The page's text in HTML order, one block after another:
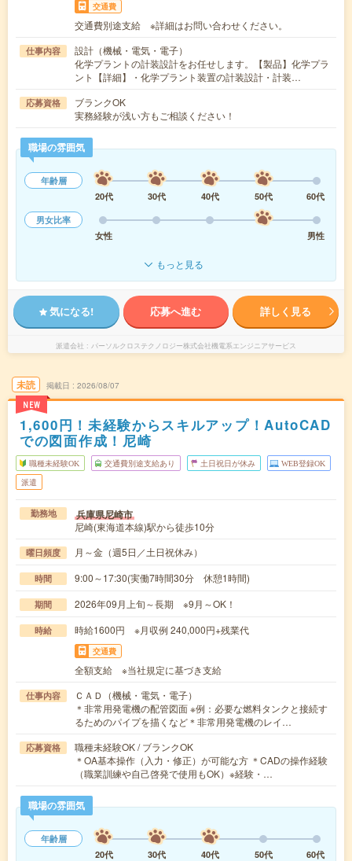
交通費
交通費別途支給 ※詳細はお問い合わせください。
仕事内容
設計（機械・電気・電子）
化学プラントの計装設計をお任せします。【製品】化学プラ
ント【詳細】・化学プラント装置の計装設計・計装…
応募資格
ブランクOK
実務経験が浅い方もご相談ください！
職場の雰囲気
年齢層
20代
30代 40代 50代
60代
男女比率
女性
男性
もっと見る
気になる! 応募へ進む 詳しく見る
派遣会社 パーソルクロステクノロジー株式会社機電系エンジニアサービス
未読
NEW
掲載日 2026/08/07
1,600円！未経験からスキルアップ！AutoCAD
での図面作成！尼崎
職種未経験OK 交通費別途支給あり 土日祝日が休み WEB登録OK
派遣
勤務地 兵庫県尼崎市
尼崎(東海道本線)駅から徒歩10分
曜日頻度 月～金（週5日／土日祝休み）
時間 9:00～17:30(実働7時間30分 休憩1時間)
期間 2026年09月上旬～長期 ※9月～OK！
時給 時給1600円 ※月収例 240,000円+残業代
交通費
全額支給 ※当社規定に基づき支給
仕事内容
ＣＡＤ（機械・電気・電子）
＊非常用発電機の配管図面 ※例：必要な燃料タンクと接続す
るためのパイプを描くなど＊非常用発電機のレイ…
応募資格
職種未経験OK / ブランクOK
＊OA基本操作（入力・修正）が可能な方 ＊CADの操作経験
（職業訓練や自己啓発で使用もOK）※経験・…
職場の雰囲気
年齢層
20代
30代 40代 50代
60代